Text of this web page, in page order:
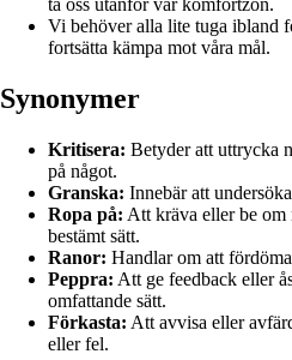
Vi behöver alla lite tuga ibland
fortsätta kämpa mot våra mål.
Synonymer
Kritisera: Betyder att uttrycka
på något.
Granska: Innebär att
Ropa på: Att kräva eller be om
bestämt sätt.
Ranor: Handlar om att
Peppra: Att ge feedback eller
omfattande sätt.
Förkasta: Att avvisa eller
eller fel.